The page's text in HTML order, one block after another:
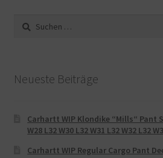
Suche
nach:
Neueste Beiträge
Carhartt WIP Klondike “Mills“ Pant
W28 L32 W30 L32 W31 L32 W32 L32
Carhartt WIP Regular Cargo Pant